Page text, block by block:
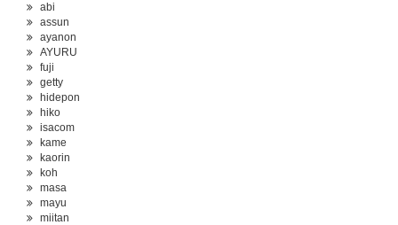
abi
assun
ayanon
AYURU
fuji
getty
hidepon
hiko
isacom
kame
kaorin
koh
masa
mayu
miitan